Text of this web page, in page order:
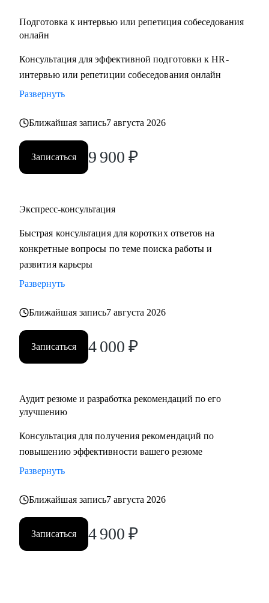
Подготовка к интервью или репетиция собеседования
онлайн
Консультация для эффективной подготовки к HR-
интервью или репетиции собеседования онлайн
Развернуть
Ближайшая запись7 августа 2026
Записаться 9 900 ₽
Экспресс-консультация
Быстрая консультация для коротких ответов на
конкретные вопросы по теме поиска работы и
развития карьеры
Развернуть
Ближайшая запись7 августа 2026
Записаться 4 000 ₽
Аудит резюме и разработка рекомендаций по его
улучшению
Консультация для получения рекомендаций по
повышению эффективности вашего резюме
Развернуть
Ближайшая запись7 августа 2026
Записаться 4 900 ₽